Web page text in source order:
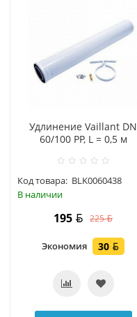
Удлинение Vaillant DN
60/100 PP, L = 0,5 м
Код товара: BLK0060438
В наличии
195 225
Экономия 30